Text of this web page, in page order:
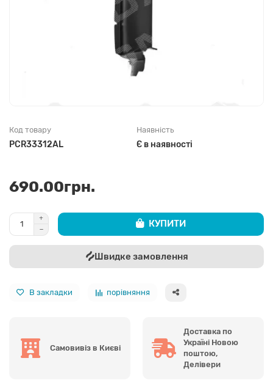
Код товару
PCR33312AL
Наявність
Є в наявності
690.00грн.
КУПИТИ
Швидке замовлення
В закладки порівняння
Самовивіз в Києві
Доставка по
Україні Новою
поштою,
Делівери